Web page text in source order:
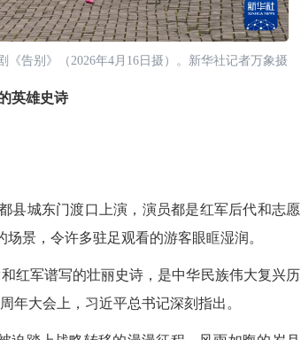
告别》（2026年4月16日摄）。新华社记者万象摄
英雄史诗
城东门渡口上演，演员都是红军后代和志愿
景，令许多驻足观看的游客眼眶湿润。
军谱写的壮丽史诗，是中华民族伟大复兴历
年大会上，习近平总书记深刻指出。